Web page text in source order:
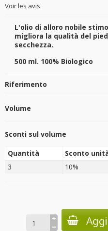
Voir les avis
L'olio di alloro nobile
migliora la qualità del
secchezza.
500 ml. 100% Biologico
Riferimento
Volume
Sconti sul volume
Quantità Sconto
3
10%